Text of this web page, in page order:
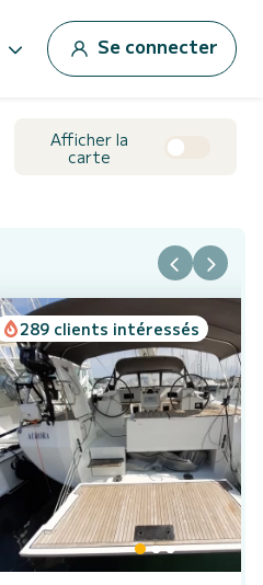
Se connecter
Afficher la
carte
289 clients intéressés